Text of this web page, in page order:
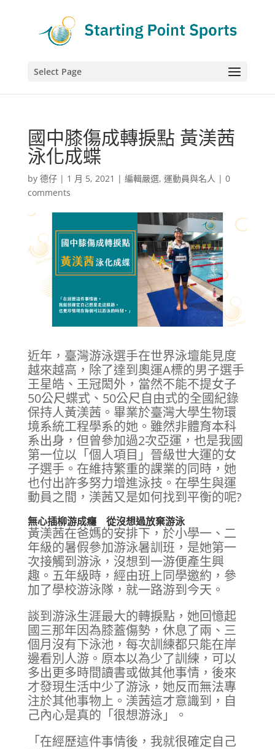
Select Page
國中膝傷成轉捩點 黃渼茜
泳化成蝶
by 德仔| 1 月 5, 2021 | 編輯嚴選, 運動員與名人 | 0
comments
近年，臺灣游泳選手在世界泳壇能見度
越來越高，除了達到奧運A標的男子選手
王星皓、王冠閎外，當然不能不提女子
50公尺蝶式、50公尺自由式的全國紀錄
保持人黃渼茜。畢業於臺灣大學生物環
境系統工程學系的她。雖然非體育本科
系出身，但曾參加過2次亞運，也是我國
第一位以「個人項目」晉級世大運的女
子選手。在維持繁重的課業的同時，她
也付出許多努力增進泳技。在學生與運
動員之間，渼茜又是如何找到平衡的呢?
無心插柳游成癮 從沒想過放棄游泳
黃渼茜在爸媽的安排下，於小學一、二
年級的暑假參加游泳暑訓班，是她第一
次接觸到游泳，沒想到一游便產生興
趣。五年級時，經由班上同學邀約，參
加了學校游泳隊，就一路游到今天。
談到游泳生涯最大的轉捩點，她回憶起
國三那年因為膝蓋傷勢，休息了兩、三
個月沒有下泳池，每次訓練都只能在岸
邊看別人游。原本以為少了訓練，可以
多出更多時間讀書或做其他事情，後來
才發現生活中少了游泳，她反而無法專
注於其他事物上。渼茜這才意識到，自
己內心是真的「很想游泳」。
「在經歷這件事情後，我就很確定自己